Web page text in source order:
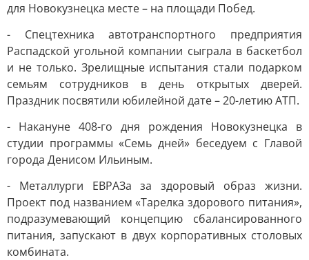
для Новокузнецка месте – на площади Побед.
- Спецтехника автотранспортного предприятия
Распадской угольной компании сыграла в баскетбол
и не только. Зрелищные испытания стали подарком
семьям сотрудников в день открытых дверей.
Праздник посвятили юбилейной дате – 20-летию АТП.
- Накануне 408-го дня рождения Новокузнецка в
студии программы «Семь дней» беседуем с Главой
города Денисом Ильиным.
- Металлурги ЕВРАЗа за здоровый образ жизни.
Проект под названием «Тарелка здорового питания»,
подразумевающий концепцию сбалансированного
питания, запускают в двух корпоративных столовых
комбината.